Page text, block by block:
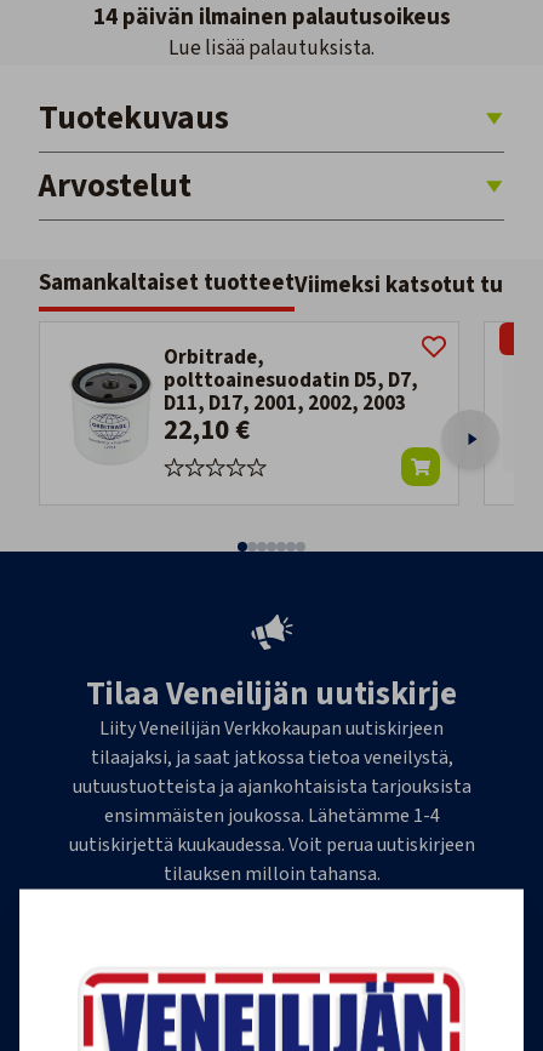
14 päivän ilmainen palautusoikeus
Lue lisää palautuksista.
Tuotekuvaus
Arvostelut
Samankaltaiset tuotteetViimeksi katsotut
Orbitrade,
polttoainesuodatin D5, D7,
D11, D17, 2001, 2002, 2003
22,10 €
Tilaa Veneilijän uutiskirje
Liity Veneilijän Verkkokaupan uutiskirjeen
tilaajaksi, ja saat jatkossa tietoa veneilystä,
uutuustuotteista ja ajankohtaisista tarjouksista
ensimmäisten joukossa. Lähetämme 1-4
uutiskirjettä kuukaudessa. Voit perua uutiskirjeen
tilauksen milloin tahansa.
Tilaa uutiskirje